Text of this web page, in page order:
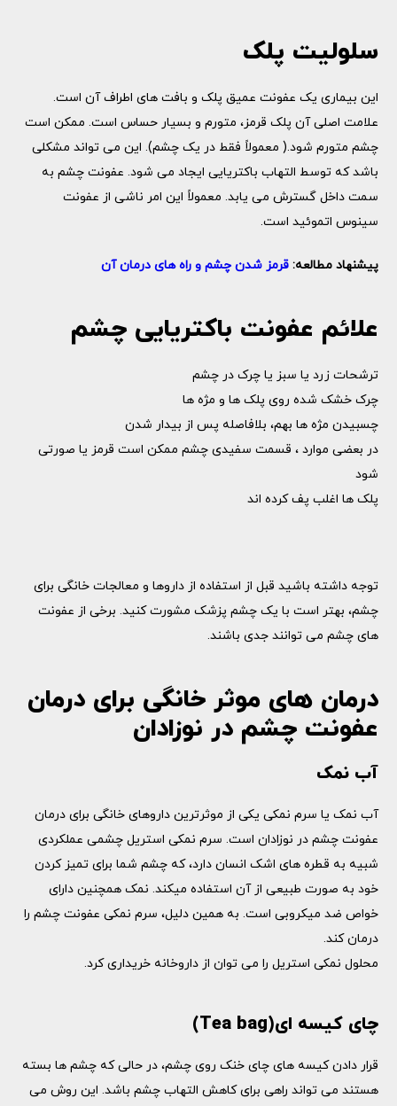
سلولیت پلک
این بیماری یک عفونت عمیق پلک و بافت های اطراف آن است.
علامت اصلی آن پلک قرمز، متورم و بسیار حساس است. ممکن است
چشم متورم شود.( معمولاً فقط در یک چشم). این می تواند مشکلی
باشد که توسط التهاب باکتریایی ایجاد می شود. عفونت چشم به
سمت داخل گسترش می یابد. معمولاً این امر ناشی از عفونت
سینوس اتموئید است.
پیشنهاد مطالعه: قرمز شدن چشم و راه های درمان آن
علائم عفونت باکتریایی چشم
ترشحات زرد یا سبز یا چرک در چشم
چرک خشک شده روی پلک ها و مژه ها
چسبیدن مژه ها بهم، بلافاصله پس از بیدار شدن
در بعضی موارد ، قسمت سفیدی چشم ممکن است قرمز یا صورتی
شود
پلک ها اغلب پف کرده اند
توجه داشته باشید قبل از استفاده از داروها و معالجات خانگی برای
چشم، بهتر است با یک چشم پزشک مشورت کنید. برخی از عفونت
های چشم می توانند جدی باشند.
درمان های موثر خانگی برای درمان
عفونت چشم در نوزادان
آب نمک
آب نمک یا سرم نمکی یکی از موثرترین داروهای خانگی برای درمان
عفونت چشم در نوزادان است. سرم نمکی استریل چشمی عملکردی
شبیه به قطره های اشک انسان دارد، که چشم شما برای تمیز کردن
خود به صورت طبیعی از آن استفاده میکند. نمک همچنین دارای
خواص ضد میکروبی است. به همین دلیل، سرم نمکی عفونت چشم را
درمان کند.
محلول نمکی استریل را می توان از داروخانه خریداری کرد.
چای کیسه ای(Tea bag)
قرار دادن کیسه های چای خنک روی چشم، در حالی که چشم ها بسته
هستند می تواند راهی برای کاهش التهاب چشم باشد. این روش می